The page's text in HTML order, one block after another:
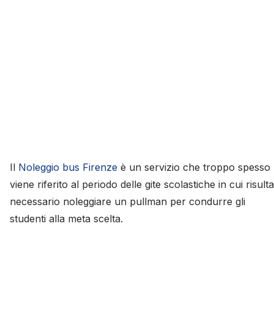
Il Noleggio bus Firenze è un servizio che troppo spesso
viene riferito al periodo delle gite scolastiche in cui risulta
necessario noleggiare un pullman per condurre gli
studenti alla meta scelta.